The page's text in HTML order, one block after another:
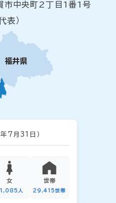
中央町2丁目1番1号
）
年7月31日）
女
人
世帯
29,415世帯